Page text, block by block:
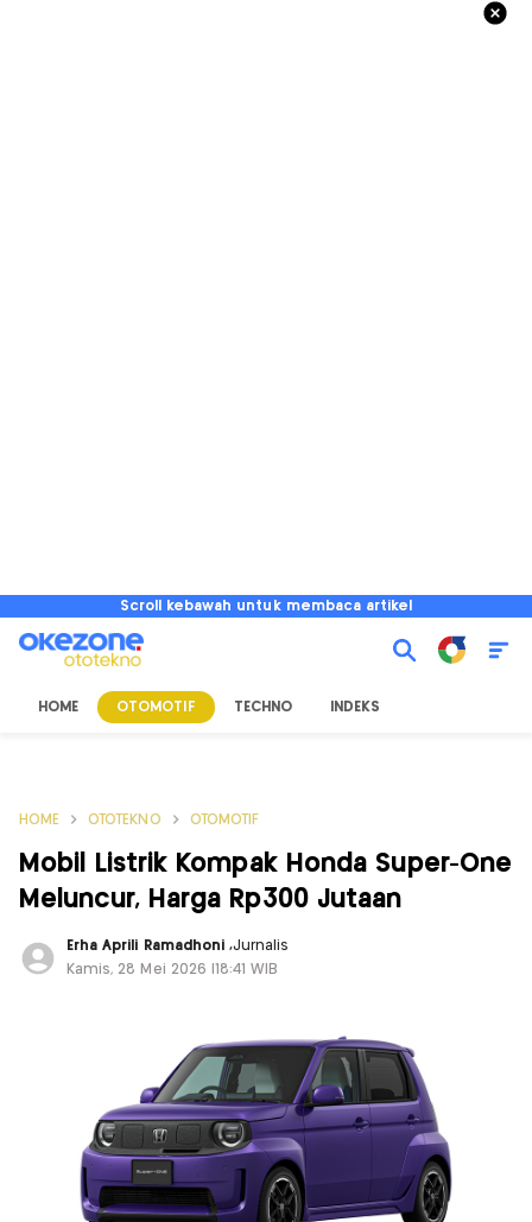
Scroll kebawah untuk membaca artikel
HOME OTOMOTIF TECHNO INDEKS
HOME OTOTEKNO OTOMOTIF
Mobil Listrik Kompak Honda Super-One
Meluncur, Harga Rp300 Jutaan
Erha Aprili Ramadhoni,Jurnalis
Kamis, 28 Mei 2026 |18:41 WIB